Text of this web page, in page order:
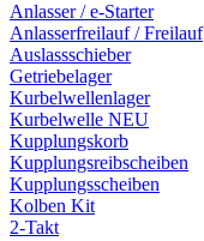
Anlasser / e-Starter
Anlasserfreilauf / Freilauf
Auslassschieber
Getriebelager
Kurbelwellenlager
Kurbelwelle NEU
Kupplungskorb
Kupplungsreibscheiben
Kupplungsscheiben
Kolben Kit
2-Takt